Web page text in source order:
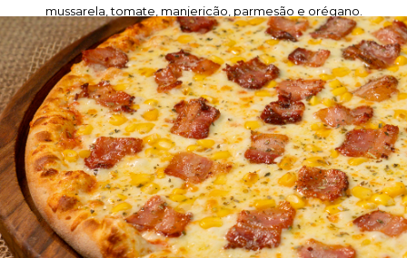
mussarela, tomate, manjericão, parmesão e orégano.
PEÇA AGORA!